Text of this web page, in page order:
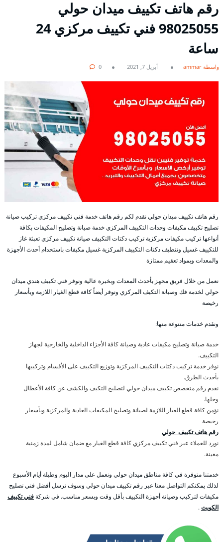
رقم هاتف تكييف ميدان حولي
98025055 فني تكييف مركزي 24
ساعة
بواسطة ammar أبريل 7, 2021 0
رقم هاتف تكييف ميدان حولي نقدم لكم رقم هاتف خدمة فني تكييف مركزي تركيب صيانة
تصليح تكييف مكيفات وحدات التكييف المركزي خدمة صيانة وتصليح المكيفات بكافة
أنواعها تركيب مكيفات مركزية تركيب دكتات التكييف صيانة تكييف مركزي تعبئة غاز
للتكييف غسيل وتنظيف دكتات التكييف المركزية غسيل مكيفات باستخدام أحدث الأجهزة
والمعدات وبمواد تعقيم ممتازة
نعمل من خلال فريق مجهز بأحدث المعدات وبخبرة عالية ونوفر فني تكييف هندي ميدان
حولي لخدمة فك وصيانة التكيف المركزي ونوفر أيضاً كافة قطع الغيار اللازمة وبأسعار
رخيصة
ونقدم خدمات متنوعة منها:
خدمة صيانة وتصليح مكيفات عادية وصيانة كافة الأجزاء الداخلية والخارجية لجهاز
التكييف.
نوفر خدمة تركيب دكتات التكييف المركزية وتوزيع التكييف على الأقسام وتركيبها
بأحدث الطرق.
نقدم رقم متخصص تكييف ميدان حولي لتصليح التكيف والكشف عن كافة الأعطال
وحلها.
نؤمن كافة قطع الغيار اللازمة لصيانة وتصليح المكيفات العادية والمركزية وبأسعار
رخيصة
رقم هاتف تكييف حولي
نورد للعملاء عبر فني تكييف مركزي كافة قطع الغيار مع ضمان شامل لمدة زمنية
معينة.
خدمتنا متوفرة في كافة مناطق ميدان حولي ونعمل على مدار اليوم وطيلة أيام الأسبوع
لذلك يمكنكم التواصل معنا عبر رقم تكييف ميدان حولي وسوف نرسل أفضل فني تصليح
مكيفات لتركيب وصيانة أجهزة التكييف بأقل وقت وبسعر مناسب. في شركةفني تكييف
الكويت.